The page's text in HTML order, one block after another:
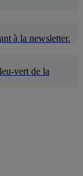
à la newsletter.
vert de la